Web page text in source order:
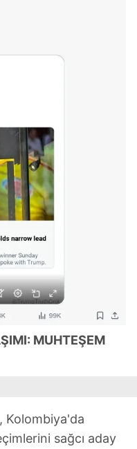
MUHTEŞEM
Kolombiya'da
sağcı aday